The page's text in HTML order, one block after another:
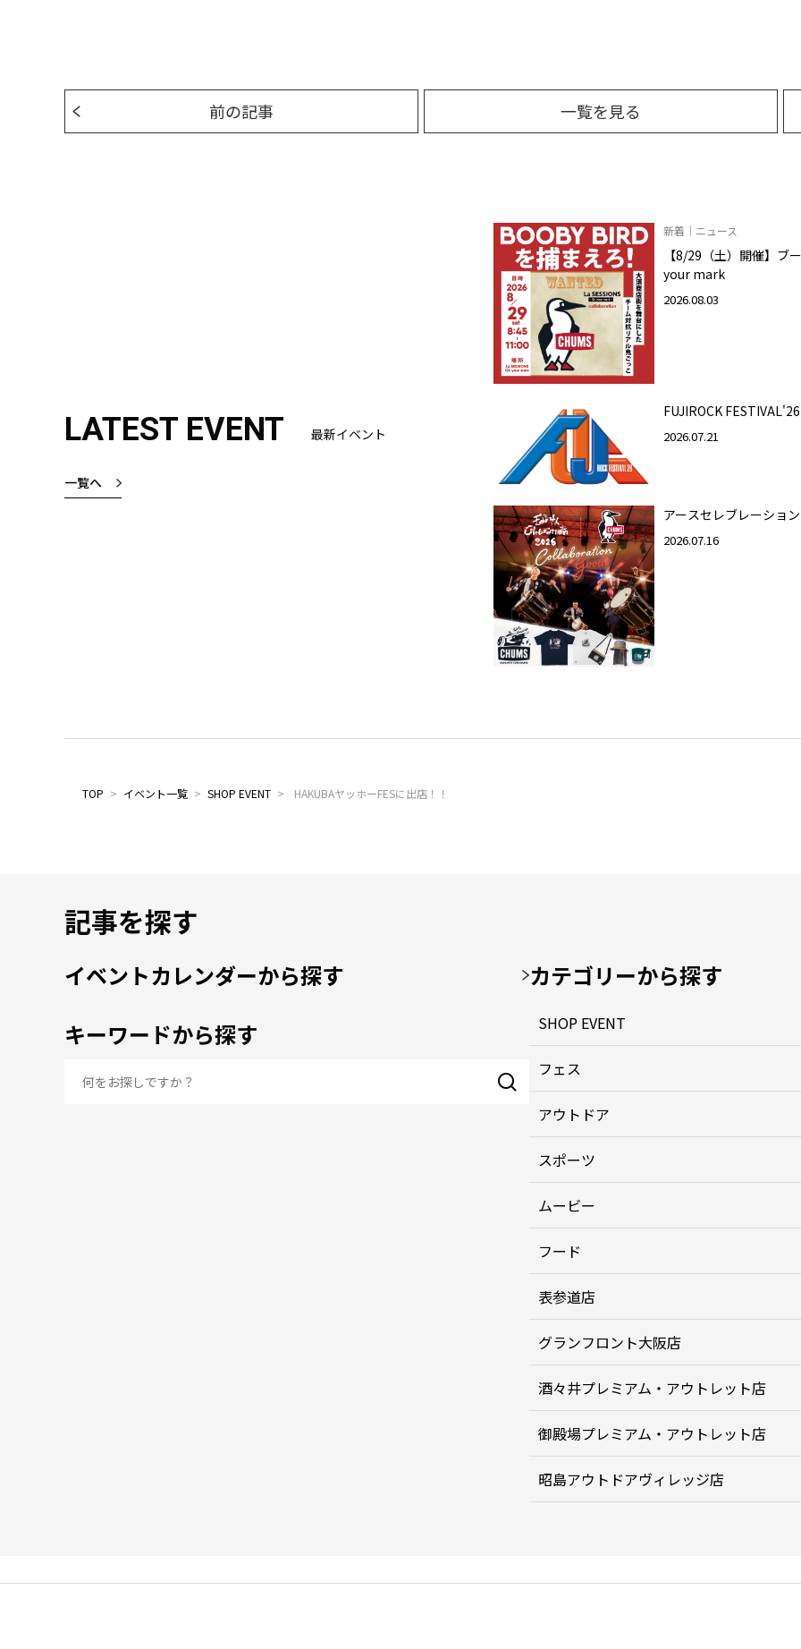
前の記事 一覧を見る
LATEST EVENT 最新イベント
一覧へ
新着｜ニュース
【8/29（土）開催】ブ
your mark
2026.08.03
FUJIROCK FESTIVAL'26
2026.07.21
アースセレブレーショ
2026.07.16
TOP > イベント一覧 > SHOP EVENT > HAKUBAヤッホーFESに出店！！
記事を探す
イベントカレンダーから探す
キーワードから探す
カテゴリーから探す
SHOP EVENT
フェス
アウトドア
スポーツ
ムービー
フード
表参道店
グランフロント大阪店
酒々井プレミアム・アウトレット店
御殿場プレミアム・アウトレット店
昭島アウトドアヴィレッジ店